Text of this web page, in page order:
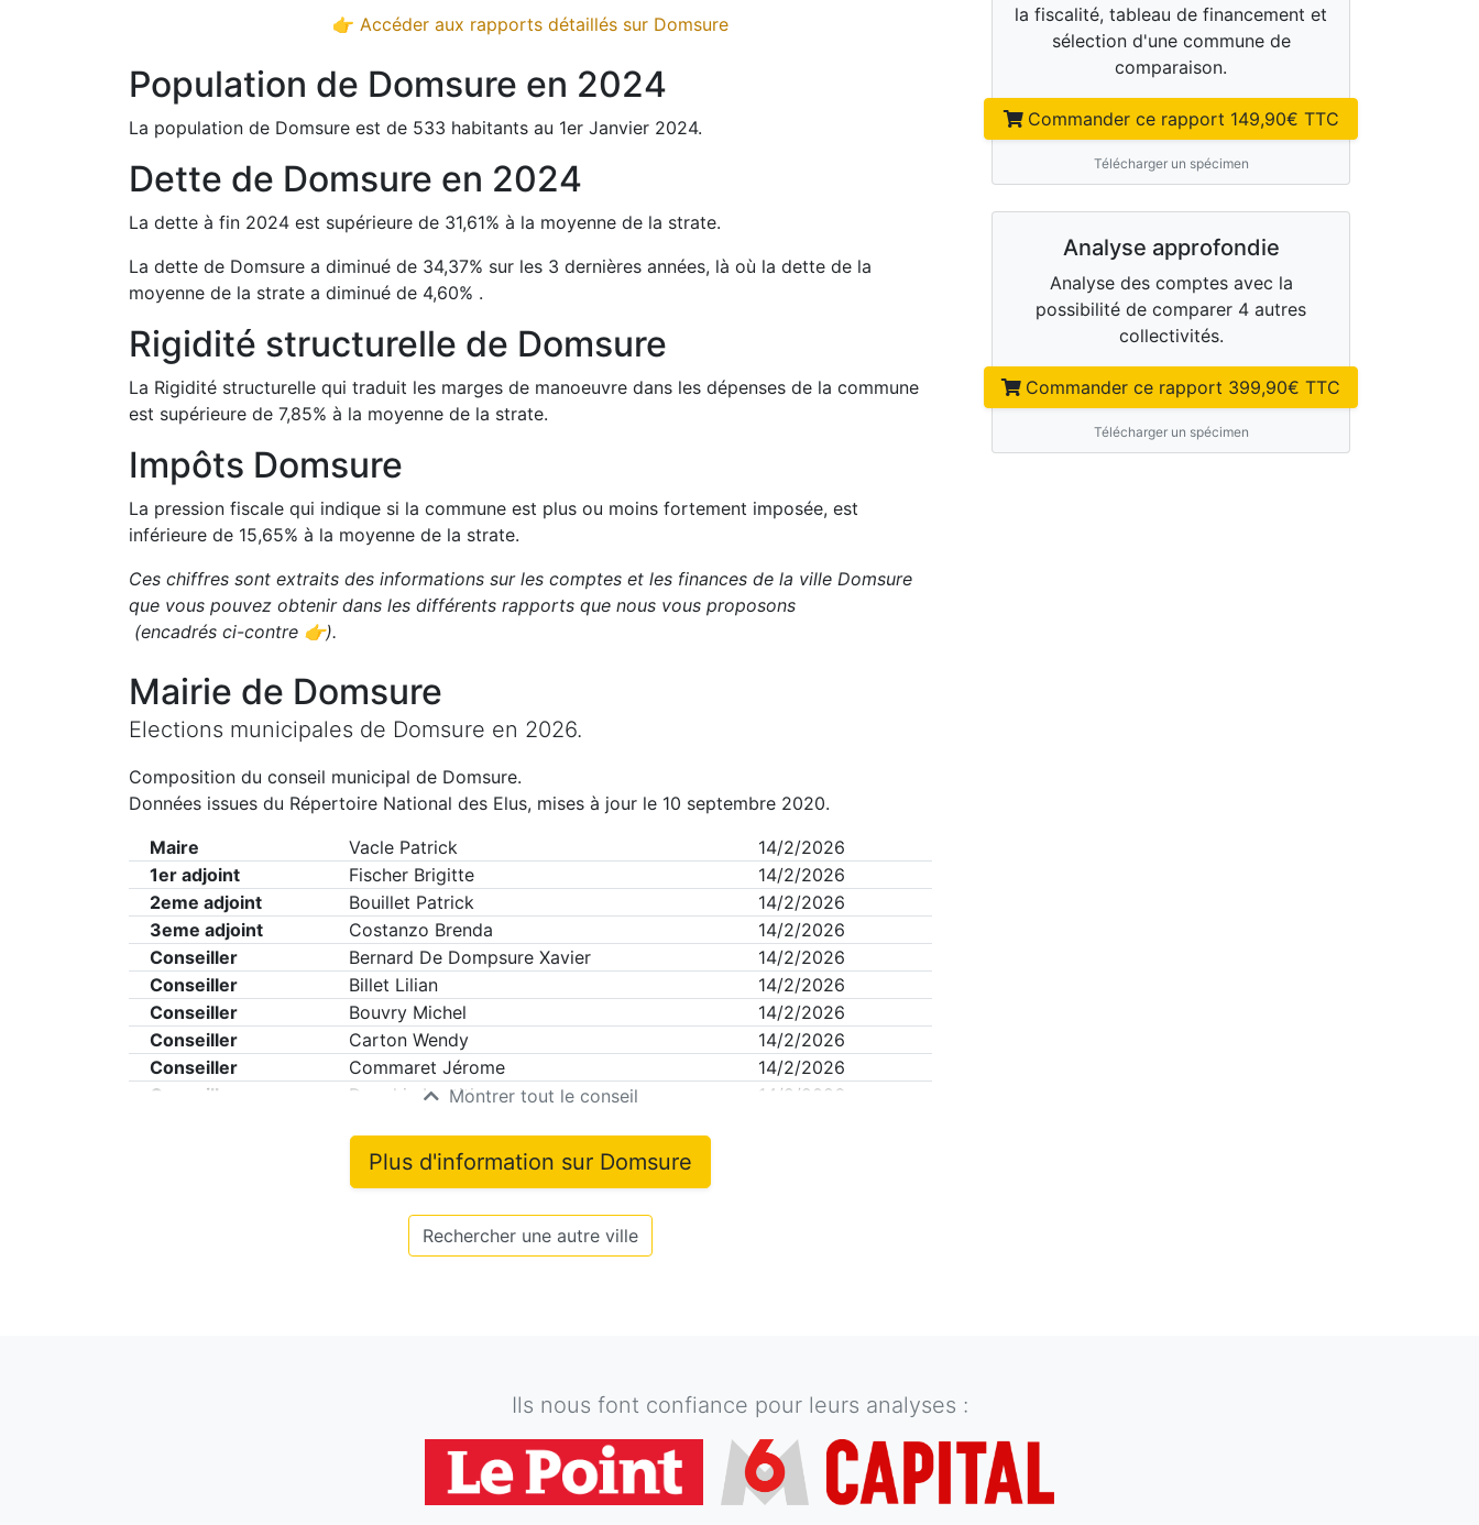
👉 Accéder aux rapports détaillés sur Domsure
Population de Domsure en 2024
La population de Domsure est de 533 habitants au 1er Janvier 2024.
Dette de Domsure en 2024
La dette à fin 2024 est supérieure de 31,61% à la moyenne de la strate.
La dette de Domsure a diminué de 34,37% sur les 3 dernières années, là où la dette de la
moyenne de la strate a diminué de 4,60% .
Rigidité structurelle de Domsure
La Rigidité structurelle qui traduit les marges de manoeuvre dans les dépenses de la commune
est supérieure de 7,85% à la moyenne de la strate.
Impôts Domsure
La pression fiscale qui indique si la commune est plus ou moins fortement imposée, est
inférieure de 15,65% à la moyenne de la strate.
Ces chiffres sont extraits des informations sur les comptes et les finances de la ville Domsure
que vous pouvez obtenir dans les différents rapports que nous vous proposons
(encadrés ci-contre 👉).
Mairie de Domsure
Elections municipales de Domsure en 2026.
Composition du conseil municipal de Domsure.
Données issues du Répertoire National des Elus, mises à jour le 10 septembre 2020.
Maire
Vacle Patrick
14/2/2026
1er adjoint
Fischer Brigitte
14/2/2026
2eme adjoint
Bouillet Patrick
14/2/2026
3eme adjoint
Costanzo Brenda
14/2/2026
Conseiller
Bernard De Dompsure Xavier
14/2/2026
Conseiller
Billet Lilian
14/2/2026
Conseiller
Bouvry Michel
14/2/2026
Conseiller
Carton Wendy
14/2/2026
Conseiller
Commaret Jérome
14/2/2026
Conseiller
Dauphin Laetitia 14/2/2026
Montrer tout le conseil
Plus d'information sur Domsure
Rechercher une autre ville
la fiscalité, tableau de financement et
sélection d'une commune de
comparaison.
Commander ce rapport 149,90€ TTC
Télécharger un spécimen
Analyse approfondie
Analyse des comptes avec la
possibilité de comparer 4 autres
collectivités.
Commander ce rapport 399,90€ TTC
Télécharger un spécimen
Ils nous font confiance pour leurs analyses :